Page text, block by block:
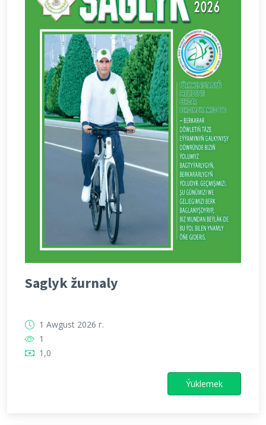
Saglyk žurnaly
1 Awgust 2026 г.
1
1,0
Ýüklemek